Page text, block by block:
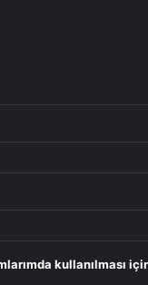
kullanılması